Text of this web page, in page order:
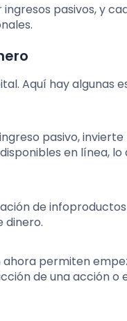
pasivos, y
Aquí hay algunas
pasivo,
en línea,
de
dinero.
ahora permiten
de una acción o